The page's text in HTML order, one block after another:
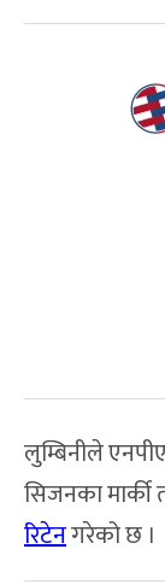
लुम्बिनीले
सिजनका मार्की
रिटेनगरेको छ ।